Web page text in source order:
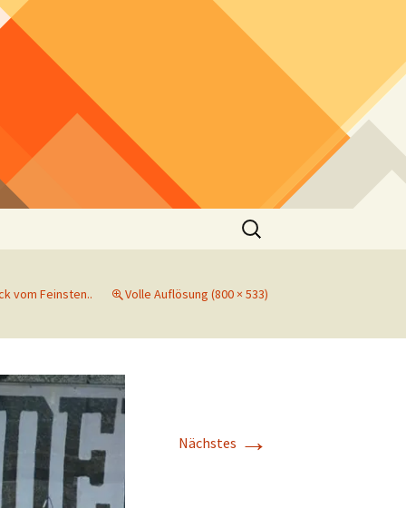
Suchen
nach:
vom Feinsten.. Volle Auflösung (800 × 533)
Nächstes →